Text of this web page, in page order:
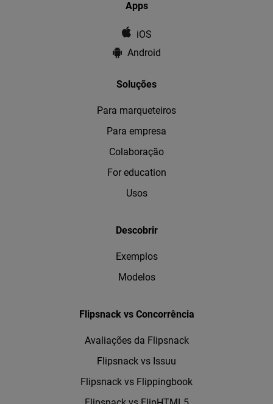
Apps
iOS
Android
Soluções
Para marqueteiros
Para empresa
Colaboração
For education
Usos
Descobrir
Exemplos
Modelos
Flipsnack vs Concorrência
Avaliações da Flipsnack
Flipsnack vs Issuu
Flipsnack vs Flippingbook